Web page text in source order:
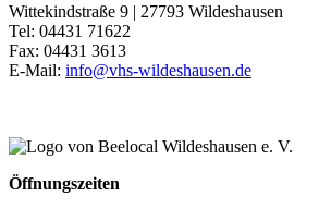
Wittekindstraße 9 | 27793 Wildeshausen
Tel: 04431 71622
Fax: 04431 3613
E-Mail: info@vhs-wildeshausen.de
Öffnungszeiten